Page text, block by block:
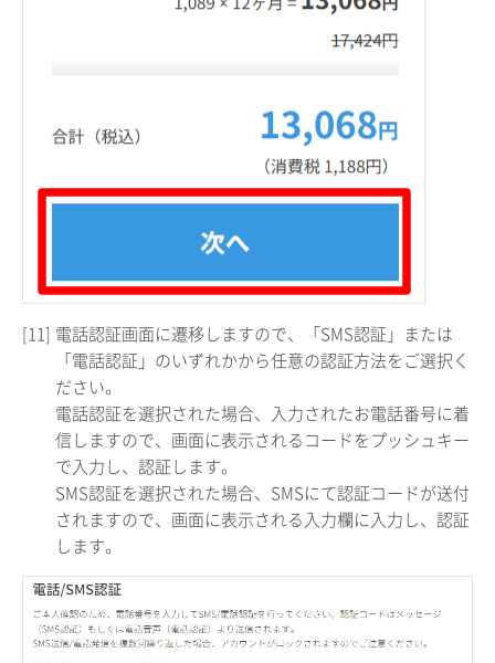
[11] 電話認証画面に遷移しますので、「SMS認証」または
「電話認証」のいずれかから任意の認証方法をご選択く
ださい。
電話認証を選択された場合、入力されたお電話番号に着
信しますので、画面に表示されるコードをプッシュキー
で入力し、認証します。
SMS認証を選択された場合、SMSにて認証コードが送付
されますので、画面に表示される入力欄に入力し、認証
します。